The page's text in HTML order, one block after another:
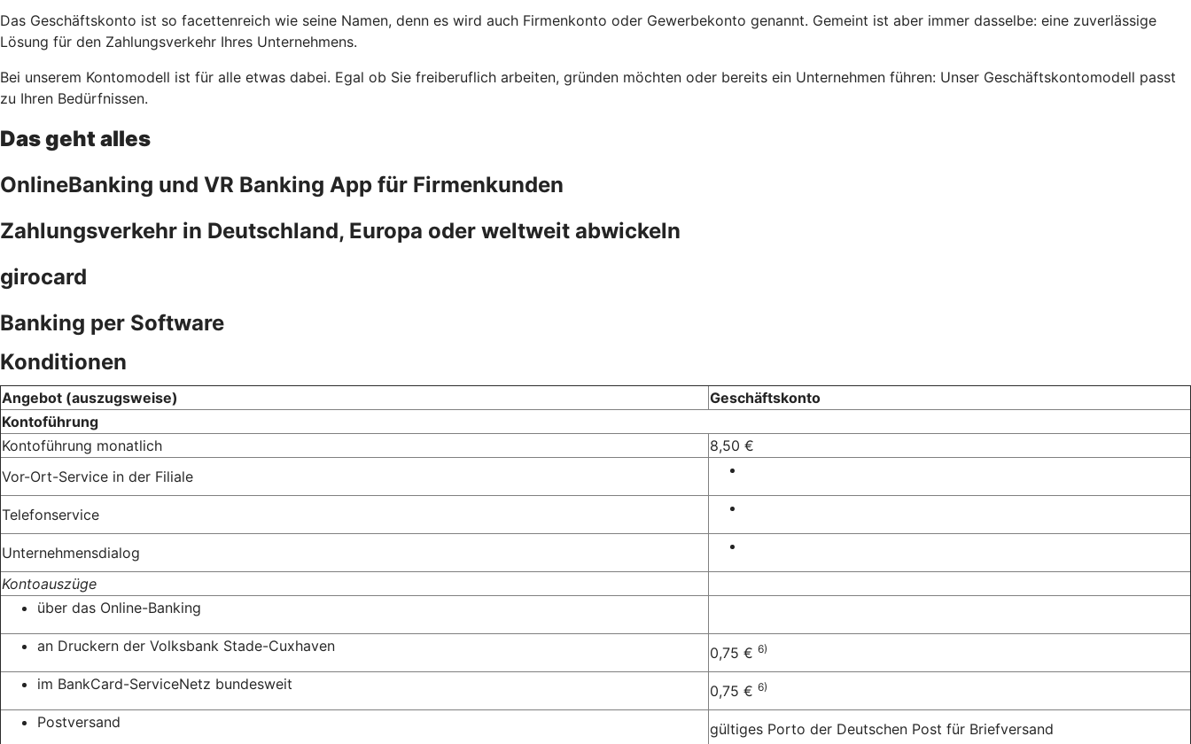
Das Geschäftskonto ist so facettenreich wie seine Namen, denn es wird auch Firmenkonto oder Gewerbekonto genannt. Gemeint ist aber immer dasselbe: eine zuverlässige
Lösung für den Zahlungsverkehr Ihres Unternehmens.
Bei unserem Kontomodell ist für alle etwas dabei. Egal ob Sie freiberuflich arbeiten, gründen möchten oder bereits ein Unternehmen führen: Unser Geschäftskontomodell passt
zu Ihren Bedürfnissen.
Das geht alles
OnlineBanking und VR Banking App für Firmenkunden
Zahlungsverkehr in Deutschland, Europa oder weltweit abwickeln
girocard
Banking per Software
Konditionen
Angebot (auszugsweise)
Geschäftskonto
Kontoführung
Kontoführung monatlich
8,50 €
Vor-Ort-Service in der Filiale
Telefonservice
Unternehmensdialog
Kontoauszüge
über das Online-Banking
an Druckern der Volksbank Stade-Cuxhaven 0,75 € 6)
im BankCard-ServiceNetz bundesweit 0,75 € 6)
Postversand
gültiges Porto der Deutschen Post für Briefversand